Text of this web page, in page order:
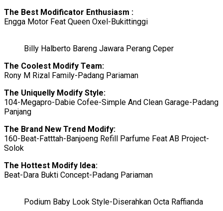
The Best Modificator Enthusiasm :
Engga Motor Feat Queen Oxel-Bukittinggi
Billy Halberto Bareng Jawara Perang Ceper
The Coolest Modify Team:
Rony M Rizal Family-Padang Pariaman
The Uniquelly Modify Style:
104-Megapro-Dabie Cofee-Simple And Clean Garage-Padang
Panjang
The Brand New Trend Modify:
160-Beat-Fatttah-Banjoeng Refill Parfume Feat AB Project-
Solok
The Hottest Modify Idea:
Beat-Dara Bukti Concept-Padang Pariaman
Podium Baby Look Style-Diserahkan Octa Raffianda